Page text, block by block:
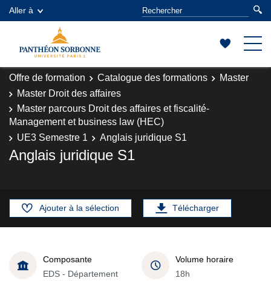
Aller à
Offre de formation Catalogue des formations
Master
Master Droit des affaires
Master parcours Droit des affaires et fiscalité-
Management et business law (HEC)
UE3 Semestre 1
Anglais juridique S1
Anglais juridique S1
Ajouter à la sélection Télécharger
Composante
EDS - Département
Volume horaire
18h